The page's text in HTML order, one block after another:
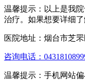
温馨提示：以上是我
治疗。如果想要详细
医院地址：烟台市芝
咨询电话：
温馨提示：手机网站